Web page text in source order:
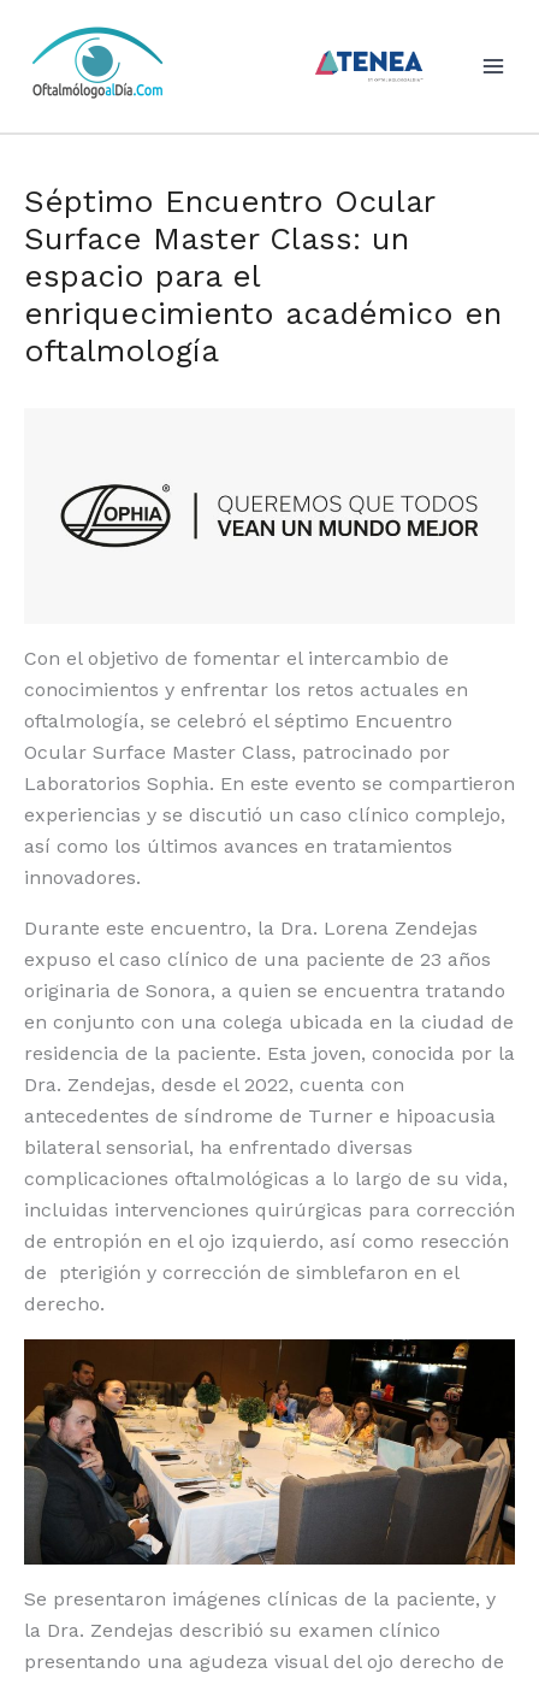
Séptimo Encuentro Ocular
Surface Master Class: un
espacio para el
enriquecimiento académico en
oftalmología
Con el objetivo de fomentar el intercambio de
conocimientos y enfrentar los retos actuales en
oftalmología, se celebró el séptimo Encuentro
Ocular Surface Master Class, patrocinado por
Laboratorios Sophia. En este evento se compartieron
experiencias y se discutió un caso clínico complejo,
así como los últimos avances en tratamientos
innovadores.
Durante este encuentro, la Dra. Lorena Zendejas
expuso el caso clínico de una paciente de 23 años
originaria de Sonora, a quien se encuentra tratando
en conjunto con una colega ubicada en la ciudad de
residencia de la paciente. Esta joven, conocida por la
Dra. Zendejas, desde el 2022, cuenta con
antecedentes de síndrome de Turner e hipoacusia
bilateral sensorial, ha enfrentado diversas
complicaciones oftalmológicas a lo largo de su vida,
incluidas intervenciones quirúrgicas para corrección
de entropión en el ojo izquierdo, así como resección
de pterigión y corrección de simblefaron en el
derecho.
Se presentaron imágenes clínicas de la paciente, y
la Dra. Zendejas describió su examen clínico
presentando una agudeza visual del ojo derecho de